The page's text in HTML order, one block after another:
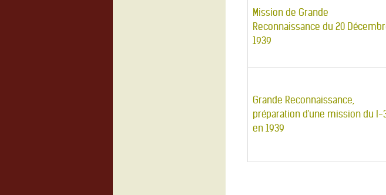
Mission de Grande
Reconnaissance du 20
1939
Grande Reconnaissance,
préparation d'une mission du I-
en 1939